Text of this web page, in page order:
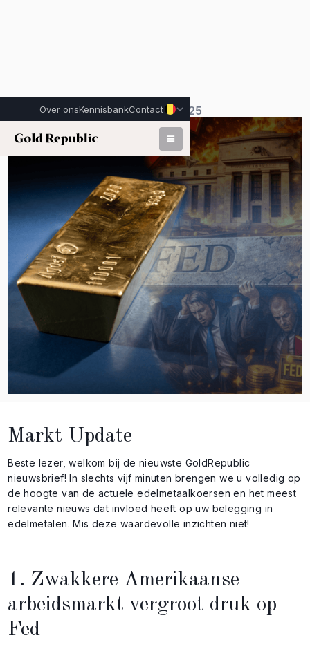
Over onsKennisbankContact
Gepubliceerd op:20 december 2025
Markt Update
Beste lezer, welkom bij de nieuwste GoldRepublic
nieuwsbrief! In slechts vijf minuten brengen we u volledig op
de hoogte van de actuele edelmetaalkoersen en het meest
relevante nieuws dat invloed heeft op uw belegging in
edelmetalen. Mis deze waardevolle inzichten niet!
1. Zwakkere Amerikaanse
arbeidsmarkt vergroot druk op
Fed